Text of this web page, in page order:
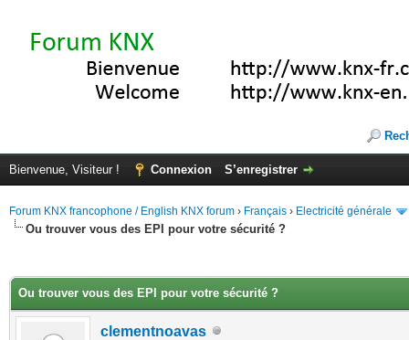
Bienvenue, Visiteur ! Connexion S’enregistrer
Forum KNX francophone / English KNX forum › Français › Electricité générale
Ou trouver vous des EPI pour votre sécurité ?
Ou trouver vous des EPI pour votre sécurité ?
clementnoavas